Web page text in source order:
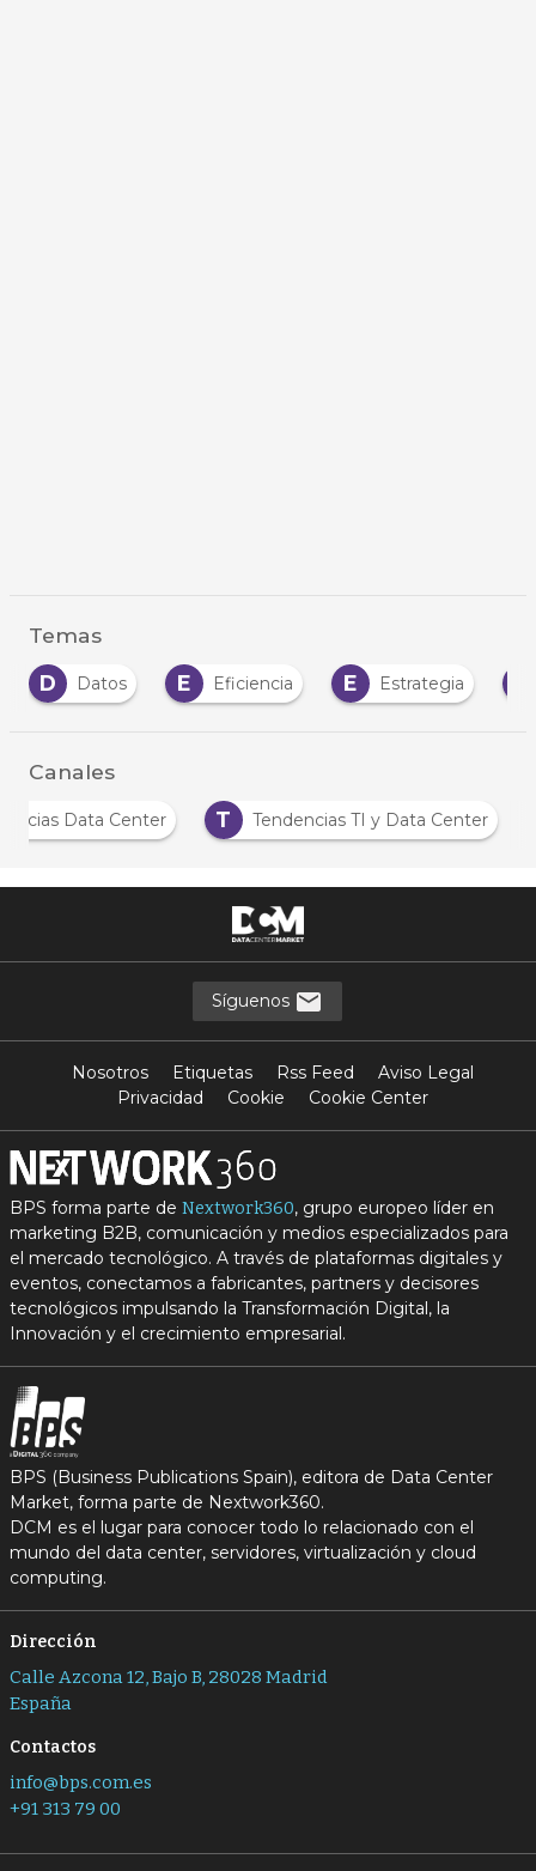
Temas
D
Datos E Eficiencia E Estrategia
Canales
Data Center T Tendencias TI y Data Center
Síguenos
Nosotros Etiquetas Rss Feed
Aviso Legal
Privacidad
Cookie Cookie Center
BPS forma parte de Nextwork360, grupo europeo líder en
marketing B2B, comunicación y medios especializados para
el mercado tecnológico. A través de plataformas digitales y
eventos, conectamos a fabricantes, partners y decisores
tecnológicos impulsando la Transformación Digital, la
Innovación y el crecimiento empresarial.
BPS (Business Publications Spain), editora de Data Center
Market, forma parte de Nextwork360.
DCM es el lugar para conocer todo lo relacionado con el
mundo del data center, servidores, virtualización y cloud
computing.
Dirección
Calle Azcona 12, Bajo B, 28028 Madrid
España
Contactos
info@bps.com.es
+91 313 79 00